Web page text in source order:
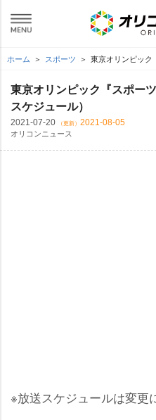
ホーム スポーツ 東京オリンピック
東京オリンピック『スポー
スケジュール）
2021-07-20 （更新） 2021-08-05
オリコンニュース
※放送スケジュールは変更